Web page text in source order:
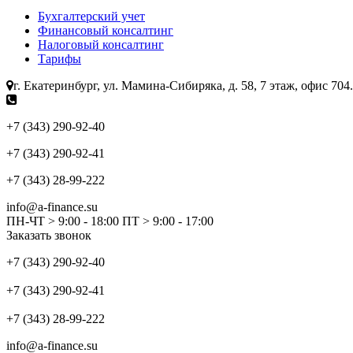
Бухгалтерский учет
Финансовый консалтинг
Налоговый консалтинг
Тарифы
г. Екатеринбург, ул. Мамина-Сибиряка, д. 58, 7 этаж, офис
+7 (343) 290-92-40
+7 (343) 290-92-41
+7 (343) 28-99-222
info@a-finance.su
ПН-ЧТ > 9:00 - 18:00 ПТ > 9:00 - 17:00
Заказать звонок
+7 (343) 290-92-40
+7 (343) 290-92-41
+7 (343) 28-99-222
info@a-finance.su